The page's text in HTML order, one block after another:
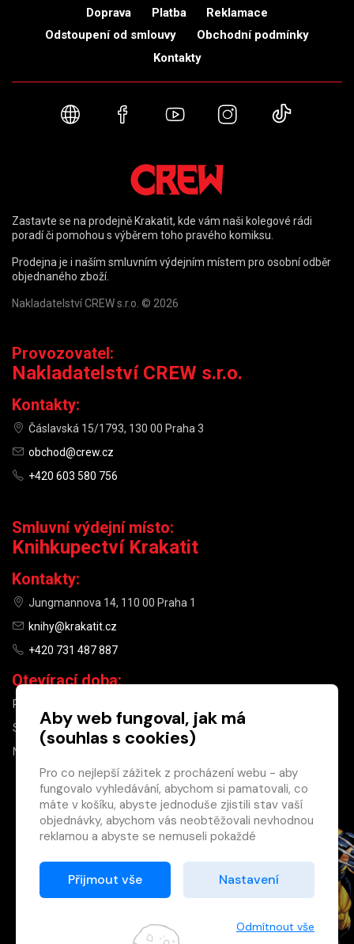
×
Máte u nás již
registrovaný
účet?
Registrací získáte slevu
na zboží ve výši 15 %
Doprava Platba
Reklamace
Odstoupení od smlouvy
Obchodní podmínky
Kontakty
Webové stránky
FacebookYouTubeInstagram
Zastavte se na prodejně Krakatit, kde vám naši kolegové rádi
poradí či pomohou s výběrem toho pravého komiksu.
Prodejna je i naším smluvním výdejním místem pro osobní odběr
objednaného zboží.
Nakladatelství CREW s.r.o. © 2026
Provozovatel:
Nakladatelství CREW s.r.o.
Kontakty:
Čáslavská 15/1793, 130 00 Praha 3
obchod@crew.cz
+420 603 580 756
Smluvní výdejní místo:
Knihkupectví Krakatit
Kontakty:
Jungmannova 14, 110 00 Praha 1
knihy@krakatit.cz
+420 731 487 887
Otevírací doba:
PO–PÁ
SO
10:00–13:00
NE
Zásady cookies
Aby web fungoval, jak má
(souhlas s cookies)
Pro co nejlepší zážitek z procházení webu - aby
fungovalo vyhledávání, abychom si pamatovali, co
máte v košíku, abyste jednoduše zjistili stav vaší
objednávky, abychom vás neobtěžovali nevhodnou
reklamou a abyste se nemuseli pokaždé
Proto od vás potřebujeme souhlas se
zpracováním souborů cookies
Děkujeme, že nám ho dáte a pomůžete nám tak
Přijmout vše Nastavení
Odmítnout vše